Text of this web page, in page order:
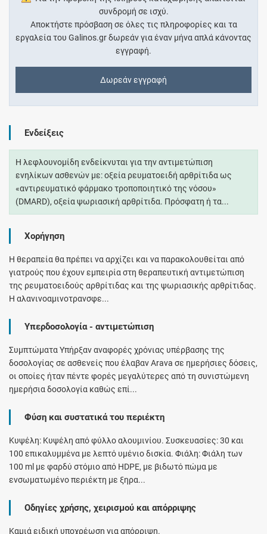
συνδρομή σε ισχύ.
Αποκτήστε πρόσβαση σε όλες τις πληροφορίες και τα
εργαλεία του Galinos.gr δωρεάν για έναν μήνα απλά κάνοντας
εγγραφή.
Δωρεάν εγγραφή
Ενδείξεις
Η λεφλουνομίδη ενδείκνυται για την αντιμετώπιση
ενηλίκων ασθενών με: οξεία ρευματοειδή αρθρίτιδα ως
«αντιρευματικό φάρμακο τροποποιητικό της νόσου»
(DMARD), οξεία ψωριασική αρθρίτιδα. Πρόσφατη ή τα...
Χορήγηση
Η θεραπεία θα πρέπει να αρχίζει και να παρακολουθείται από
γιατρούς που έχουν εμπειρία στη θεραπευτική αντιμετώπιση
της ρευματοειδούς αρθρίτιδας και της ψωριασικής αρθρίτιδας.
H αλανινοαμινοτρανσφε...
Υπερδοσολογία - αντιμετώπιση
Συμπτώματα Υπήρξαν αναφορές χρόνιας υπέρβασης της
δοσολογίας σε ασθενείς που έλαβαν Arava σε ημερήσιες δόσεις,
οι οποίες ήταν πέντε φορές μεγαλύτερες από τη συνιστώμενη
ημερήσια δοσολογία καθώς επί...
Φύση και συστατικά του περιέκτη
Κυψέλη: Κυψέλη από φύλλο αλουμινίου. Συσκευασίες: 30 και
100 επικαλυμμένα με λεπτό υμένιο δισκία. Φιάλη: Φιάλη των
100 ml με φαρδύ στόμιο από HDPE, με βιδωτό πώμα με
ενσωματωμένο περιέκτη με ξηρα...
Οδηγίες χρήσης, χειρισμού και απόρριψης
Καμιά ειδική υποχρέωση για απόρριψη.